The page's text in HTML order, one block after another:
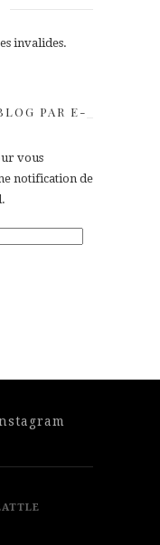
invalides.
PAR E-
vous
notification de